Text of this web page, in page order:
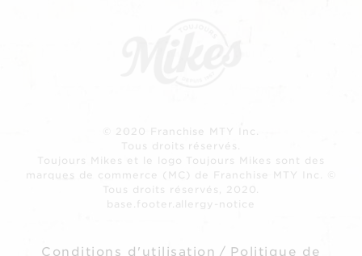
© 2020 Franchise MTY Inc.
Tous droits réservés.
Toujours Mikes et le logo Toujours Mikes sont des
marques de commerce (MC) de Franchise MTY Inc. ©
Tous droits réservés, 2020.
base.footer.allergy-notice
Conditions d'utilisation / Politique de